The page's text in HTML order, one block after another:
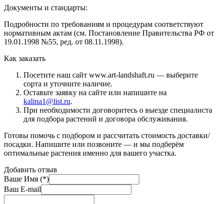
Документы и стандарты:
Подробности по требованиям и процедурам соответствуют
нормативным актам (см. Постановление Правительства РФ от
19.01.1998 №55, ред. от 08.11.1998).
Как заказать
Посетите наш сайт www.art-landshaft.ru — выберите
сорта и уточните наличие.
Оставьте заявку на сайте или напишите на
kalina1@list.ru.
При необходимости договоритесь о выезде специалиста
для подбора растений и договора обслуживания.
Готовы помочь с подбором и рассчитать стоимость доставки/
посадки. Напишите или позвоните — и мы подберём
оптимальные растения именно для вашего участка.
Добавить отзыв
Ваше Имя (*)
Ваш E-mail